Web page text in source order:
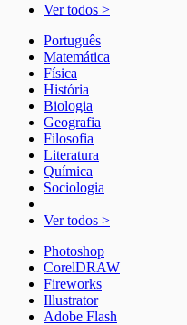
Ver todos >
Português
Matemática
Física
História
Biologia
Geografia
Filosofia
Literatura
Química
Sociologia
Ver todos >
Photoshop
CorelDRAW
Fireworks
Illustrator
Adobe Flash